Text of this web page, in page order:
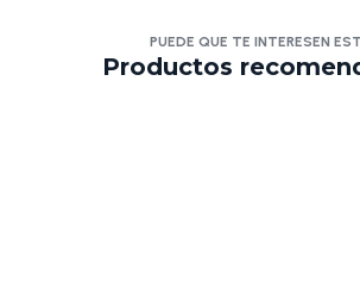
PUEDE QUE TE INTERESEN
Productos